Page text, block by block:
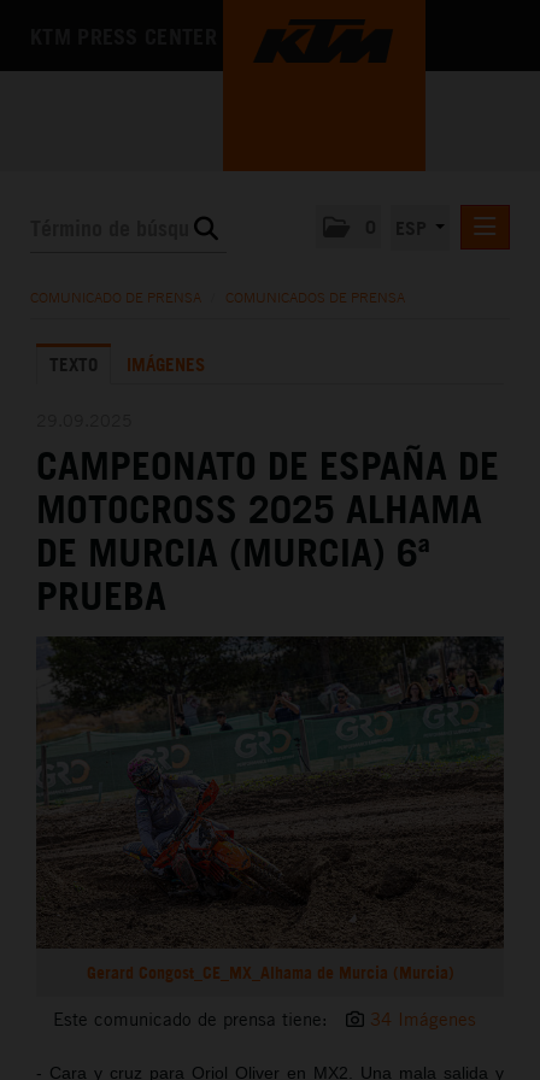
LA EMPRESA
COMUNICADO DE PRENSA COMUNICADOS DE PRENSA
TEXTO IMÁGENES
CAMPEONATO DE ESPAÑA DE
MOTOCROSS 2025 ALHAMA
DE MURCIA (MURCIA) 6ª
PRUEBA
Gerard Congost_CE_MX_Alhama de Murcia (Murcia)
Este comunicado de prensa tiene: 34 Imágenes
- Cara y cruz para Oriol Oliver en MX2. Una mala salida y